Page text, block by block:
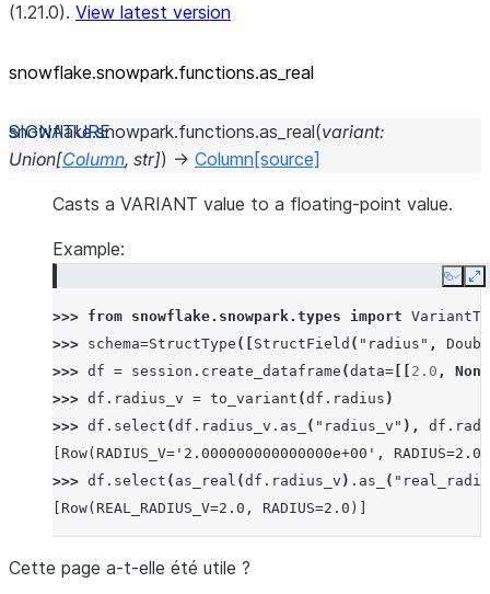
(1.21.0). View latest version
snowflake.snowpark.functions.as_ real
snowflake.snowpark.functions.as_real(variant:
Union[Column, str]) → Column [source]
Casts a VARIANT value to a floating-point value.
Example:
Copy
>>> from snowflake.snowpark.types import
>>> schema=StructType ([ StructField ( "radius" ,
>>> df = session . create_dataframe (data= 2.0 ,
None
>>> df . radius_v = to_variant (df . radius )
>>> df . select (df . radius_v . as_ ( "radius_v" ), df .
[Row(RADIUS_V='2.000000000000000e+00',
>>> df . select ( as_real (df . radius_v ) . as_ (
[Row(REAL_RADIUS_V=2.0, RADIUS=2.0)]
Cette page a-t-elle été utile ?